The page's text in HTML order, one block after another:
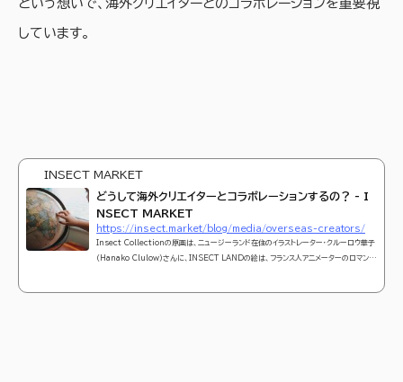
という想いで、海外クリエイターとのコラボレーションを重要視
しています。
INSECT MARKET
どうして海外クリエイターとコラボレーションするの？ - I
NSECT MARKET
https://insect.market/blog/media/overseas-creators/
Insect Collectionの原画は、ニュージーランド在住のイラストレーター・クルーロウ華子
（Hanako Clulow）さんに、INSECT LANDの絵は、フランス人アニメーターのロマン・